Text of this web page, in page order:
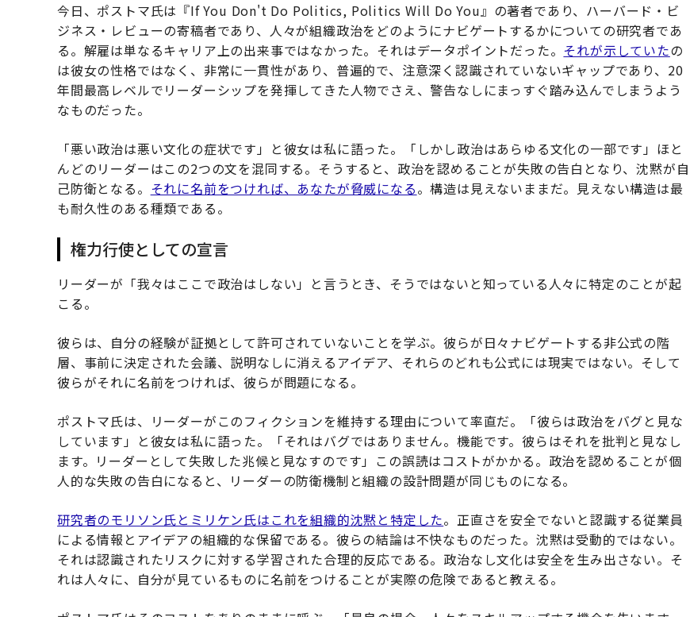
今日、ポストマ氏は『If You Don't Do Politics, Politics Will Do You』の著者であり、ハーバード・ビ
ジネス・レビューの寄稿者であり、人々が組織政治をどのようにナビゲートするかについての研究者であ
る。解雇は単なるキャリア上の出来事ではなかった。それはデータポイントだった。 それが示していたの
は彼女の性格ではなく、非常に一貫性があり、普遍的で、注意深く認識されていないギャップであり、20
年間最高レベルでリーダーシップを発揮してきた人物でさえ、警告なしにまっすぐ踏み込んでしまうよう
なものだった。
「悪い政治は悪い文化の症状です」と彼女は私に語った。「しかし政治はあらゆる文化の一部です」ほと
んどのリーダーはこの2つの文を混同する。そうすると、政治を認めることが失敗の告白となり、沈黙が自
己防衛となる。 それに名前をつければ、あなたが脅威になる。構造は見えないままだ。見えない構造は最
も耐久性のある種類である。
権力行使としての宣言
リーダーが「我々はここで政治はしない」と言うとき、そうではないと知っている人々に特定のことが起
こる。
彼らは、自分の経験が証拠として許可されていないことを学ぶ。彼らが日々ナビゲートする非公式の階
層、事前に決定された会議、説明なしに消えるアイデア、それらのどれも公式には現実ではない。そして
彼らがそれに名前をつければ、彼らが問題になる。
ポストマ氏は、リーダーがこのフィクションを維持する理由について率直だ。「彼らは政治をバグと見な
しています」と彼女は私に語った。「それはバグではありません。機能です。彼らはそれを批判と見なし
ます。リーダーとして失敗した兆候と見なすのです」この誤読はコストがかかる。政治を認めることが個
人的な失敗の告白になると、リーダーの防衛機制と組織の設計問題が同じものになる。
研究者のモリソン氏とミリケン氏はこれを組織的沈黙と特定した。正直さを安全でないと認識する従業員
による情報とアイデアの組織的な保留である。彼らの結論は不快なものだった。沈黙は受動的ではない。
それは認識されたリスクに対する学習された合理的反応である。政治なし文化は安全を生み出さない。そ
れは人々に、自分が見ているものに名前をつけることが実際の危険であると教える。